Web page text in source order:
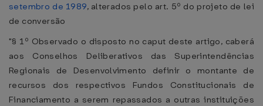
setembro de 1989, alterados pelo art. 5º do projeto de lei
de conversão
"§ 1º Observado o disposto no caput deste artigo, caberá
aos Conselhos Deliberativos das Superintendências
Regionais de Desenvolvimento definir o montante de
recursos dos respectivos Fundos Constitucionais de
Financiamento a serem repassados a outras instituições